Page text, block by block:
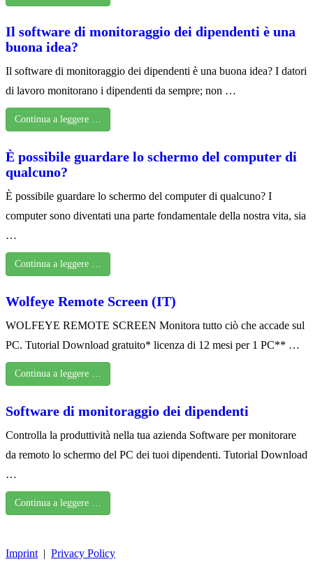
Il software di monitoraggio dei dipendenti è una
buona idea?
Il software di monitoraggio dei dipendenti è una buona idea? I datori
di lavoro monitorano i dipendenti da sempre; non …
Continua a leggere …
È possibile guardare lo schermo del computer di
qualcuno?
È possibile guardare lo schermo del computer di qualcuno? I
computer sono diventati una parte fondamentale della nostra vita, sia
…
Continua a leggere …
Wolfeye Remote Screen (IT)
WOLFEYE REMOTE SCREEN Monitora tutto ciò che accade sul
PC. Tutorial Download gratuito* licenza di 12 mesi per 1 PC** …
Continua a leggere …
Software di monitoraggio dei dipendenti
Controlla la produttività nella tua azienda Software per monitorare
da remoto lo schermo del PC dei tuoi dipendenti. Tutorial Download
…
Continua a leggere …
Imprint | Privacy Policy